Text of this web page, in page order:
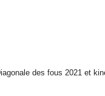
des fous 2021 et